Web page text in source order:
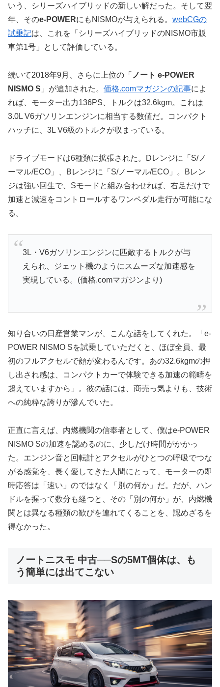
いう、シリーズハイブリッドの新しい解だった。そして翌
年、そのe-POWERにもNISMOが与えられる。 webCGの
試乗記は、これを「シリーズハイブリッドのNISMO市販
車第1号」として評価している。
続いて2018年9月、さらに上位の「 ノート e-POWER
NISMO S 」が追加された。 価格.comマガジンの記事によ
れば、モーター出力136PS、トルクは32.6kgm。これは
3.0L V6ガソリンエンジンに相当する数値だ。コンパクト
ハッチに、3L V6級のトルクが収まっている。
ドライブモードは6種類に拡張された。Dレンジに「S/ノ
ーマル/ECO」、Bレンジに「S/ノーマル/ECO」。Bレン
ジは強い回生で、Sモードと組み合わせれば、右足だけで
加速と減速をコントロールするワンペダル走行が可能にな
る。
3L・V6ガソリンエンジンに匹敵するトルクが与
えられ、ジェット機のようにスムーズな加速感を
実現している。(価格.comマガジンより)
知り合いの日産営業マンが、こんな話をしてくれた。「e-
POWER NISMO Sを試乗していただくと、ほぼ全員、最
初のフルアクセルで顔が変わるんです。あの32.6kgmの押
し出され感は、コンパクトカーで体験できる加速の範疇を
超えていますから」。彼の話には、商売っ気よりも、技術
への純粋な誇りが滲んでいた。
正直に言えば、内燃機関の信奉者として、僕はe-POWER
NISMO Sの加速を認めるのに、少しだけ時間がかかっ
た。エンジン音と回転計とアクセルがひとつの呼吸でつな
がる感覚を、長く愛してきた人間にとって、モーターの即
時応答は「速い」のではなく「別の何か」だ。だが、ハン
ドルを握って数分も経つと、その「別の何か」が、内燃機
関とは異なる種類の歓びを連れてくることを、認めざるを
得なかった。
ノートニスモ 中古──Sの5MT個体は、も
う簡単には出てこない